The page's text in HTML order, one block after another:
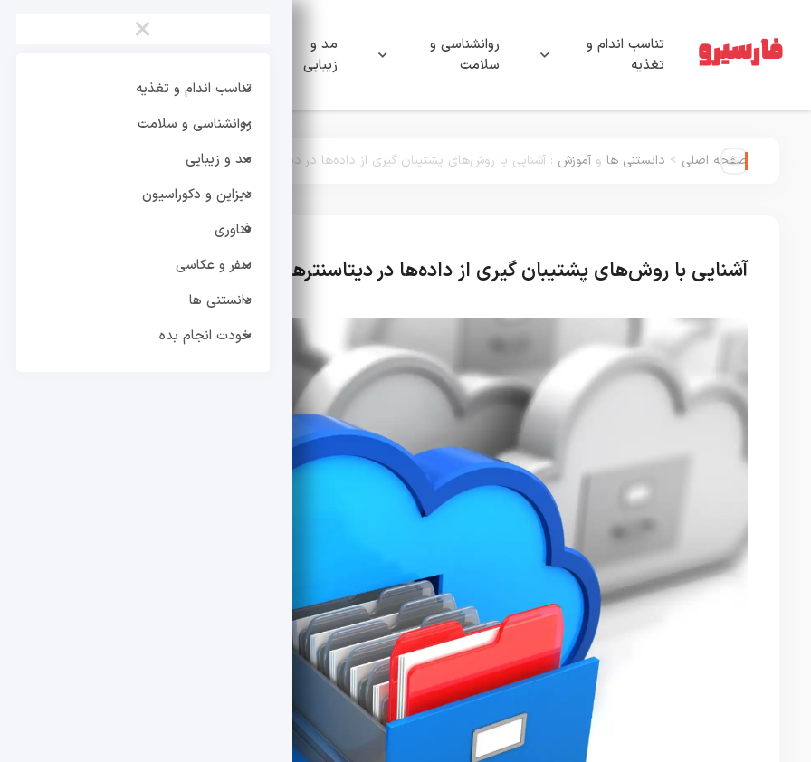
تناسب اندام و
تغذیه
روانشناسی و
سلامت
مد و
زیبایی
×
تناسب اندام و تغذیه
روانشناسی و سلامت
مد و زیبایی
دیزاین و دکوراسیون
فناوری
سفر و عکاسی
دانستنی ها
خودت انجام بده
صفحه اصلی > دانستنی ها و آموزش : آشنایی با روش‌های پشتیبان گیری از داده‌ها در دیتاسنترها و دیتابیس‌ ها
آشنایی با روش‌های پشتیبان گیری از داده‌ها در دیتاسنترها و دیتابیس‌ ها